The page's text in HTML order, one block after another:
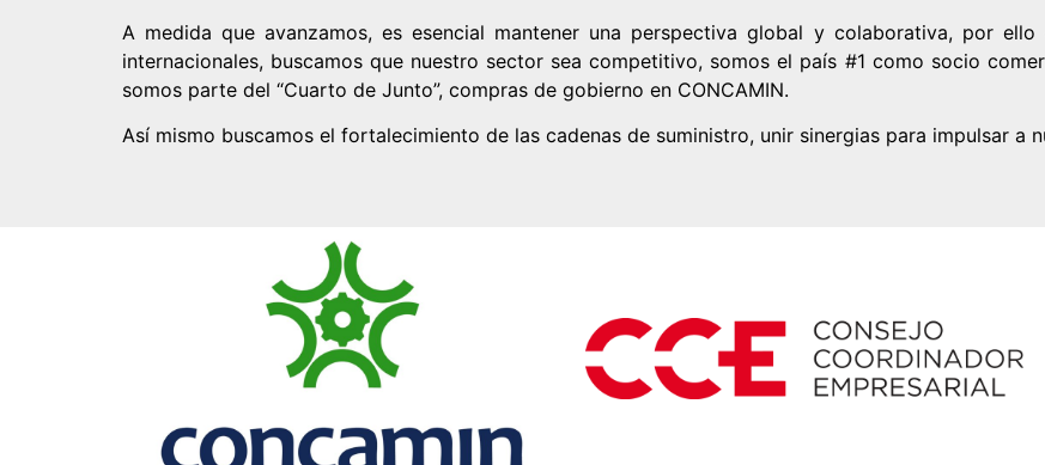
A medida que avanzamos, es esencial mantener una perspectiva global y colaborativa, por
internacionales, buscamos que nuestro sector sea competitivo, somos el país #1 como socio
somos parte del “Cuarto de Junto”, compras de gobierno en CONCAMIN.
Así mismo buscamos el fortalecimiento de las cadenas de suministro, unir sinergias para impulsar a